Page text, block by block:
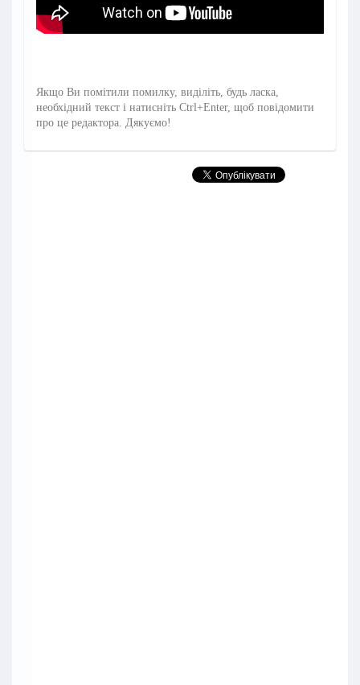
Якщо Ви помітили помилку, виділіть, будь ласка,
необхідний текст і натисніть Ctrl+Enter, щоб повідомити
про це редактора. Дякуємо!